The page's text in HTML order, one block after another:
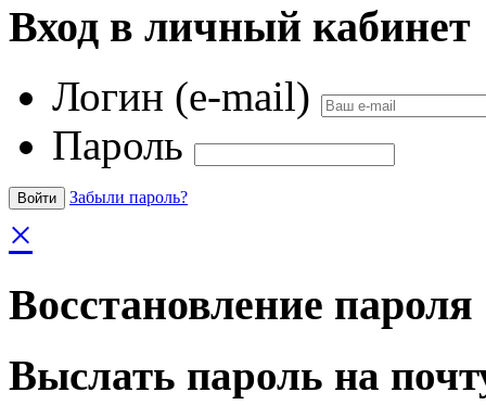
Вход в личный кабинет
Логин (e-mail)
Пароль
Забыли пароль?
×
Восстановление пароля
Выслать пароль на